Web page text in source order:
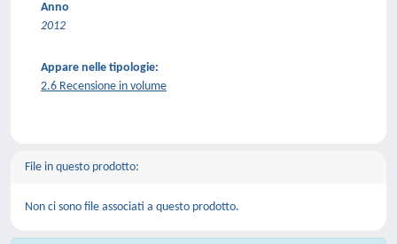
Anno
2012
Appare nelle tipologie:
2.6 Recensione in volume
File in questo prodotto:
Non ci sono file associati a questo prodotto.